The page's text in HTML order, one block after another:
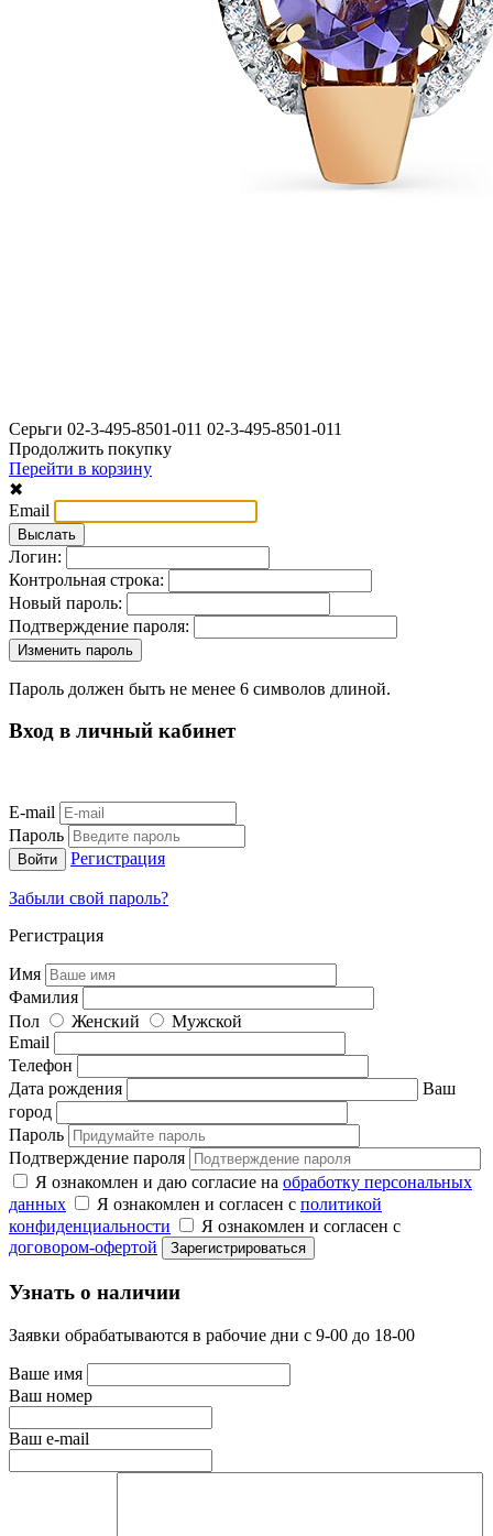
Серьги 02-3-495-8501-011 02-3-495-8501-011
Продолжить покупку
Перейти в корзину
✖
Email
Логин:
Контрольная строка:
Новый пароль:
Подтверждение пароля:
Пароль должен быть не менее 6 символов длиной.
Вход в личный кабинет
E-mail
Пароль
Регистрация
Забыли свой пароль?
Регистрация
Имя
Фамилия
Пол
Женский
Мужской
Email
Телефон
Дата рождения
Ваш
город
Пароль
Подтверждение пароля
Я ознакомлен и даю согласие на обработку персональных
данных
Я ознакомлен и согласен с политикой
конфиденциальности
Я ознакомлен и согласен с
договором-офертой
Узнать о наличии
Заявки обрабатываются в рабочие дни с 9-00 до 18-00
Ваше имя
Ваш номер
Ваш e-mail